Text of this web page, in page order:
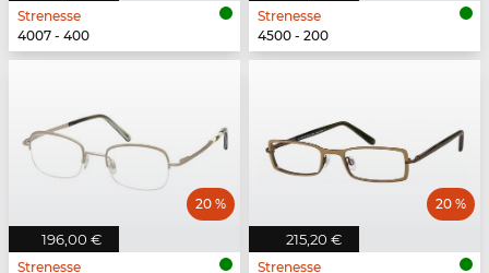
Strenesse
4007 - 400
Strenesse
4500 - 200
196,00 €
20 %
Strenesse
215,20 €
20 %
Strenesse